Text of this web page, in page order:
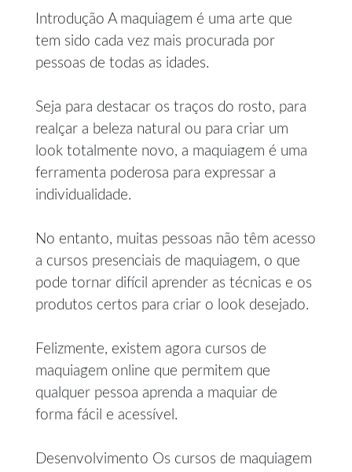
Introdução A maquiagem é uma arte que
tem sido cada vez mais procurada por
pessoas de todas as idades.
Seja para destacar os traços do rosto, para
realçar a beleza natural ou para criar um
look totalmente novo, a maquiagem é uma
ferramenta poderosa para expressar a
individualidade.
No entanto, muitas pessoas não têm acesso
a cursos presenciais de maquiagem, o que
pode tornar difícil aprender as técnicas e os
produtos certos para criar o look desejado.
Felizmente, existem agora cursos de
maquiagem online que permitem que
qualquer pessoa aprenda a maquiar de
forma fácil e acessível.
Desenvolvimento Os cursos de maquiagem